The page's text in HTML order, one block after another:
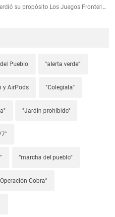
su propósito Los Juegos Fronteri…
Pueblo ”alerta verde”
y AirPods "Colegiala"
"Jardín prohibido"
7"
“marcha del pueblo”
Cobra”